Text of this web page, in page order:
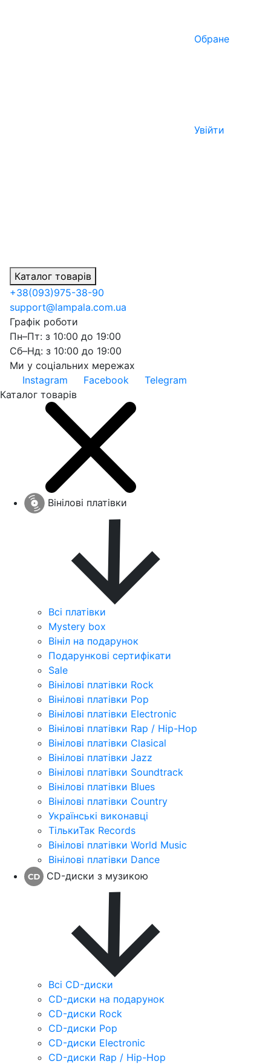
Обране
Увійти
Каталог товарів
+38(093)975-38-90
support@lampala.com.ua
Графік роботи
Пн–Пт: з 10:00 до 19:00
Сб–Нд: з 10:00 до 19:00
Ми у соціальних мережах
Instagram
Facebook
Telegram
Каталог товарів
Вінілові платівки
Всі платівки
Mystery box
Вініл на подарунок
Подарункові сертифікати
Sale
Вінілові платівки Rock
Вінілові платівки Pop
Вінілові платівки Electronic
Вінілові платівки Rap / Hip-Hop
Вінілові платівки Clasical
Вінілові платівки Jazz
Вінілові платівки Soundtrack
Вінілові платівки Blues
Вінілові платівки Country
Українські виконавці
ТількиТак Records
Вінілові платівки World Music
Вінілові платівки Dance
CD-диски з музикою
Всі CD-диски
CD-диски на подарунок
CD-диски Rock
CD-диски Pop
CD-диски Electronic
CD-диски Rap / Hip-Hop